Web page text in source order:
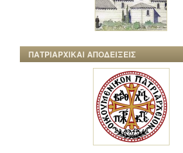
ΠΑΤΡΙΑΡΧΙΚΑΙ ΑΠΟΔΕΙΞΕΙΣ